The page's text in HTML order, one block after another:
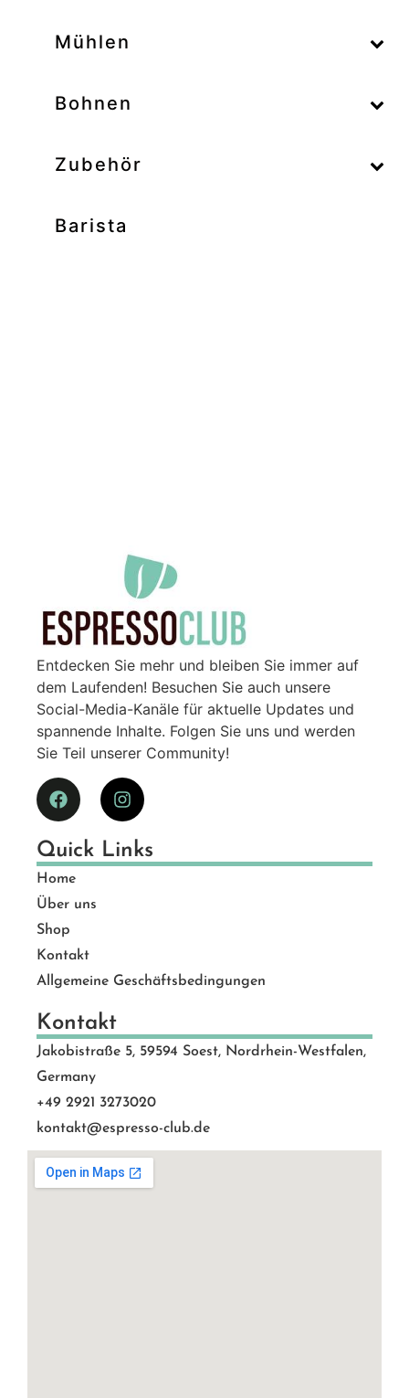
Mühlen
–
Bohnen
–
Zubehör
Barista
Entdecken Sie mehr und bleiben Sie immer auf
dem Laufenden! Besuchen Sie auch unsere
Social-Media-Kanäle für aktuelle Updates und
spannende Inhalte. Folgen Sie uns und werden
Sie Teil unserer Community!
Quick Links
Home
Über uns
Shop
Kontakt
Allgemeine Geschäftsbedingungen
Kontakt
Jakobistraße 5, 59594 Soest, Nordrhein-Westfalen,
Germany
+49 2921 3273020
kontakt@espresso-club.de